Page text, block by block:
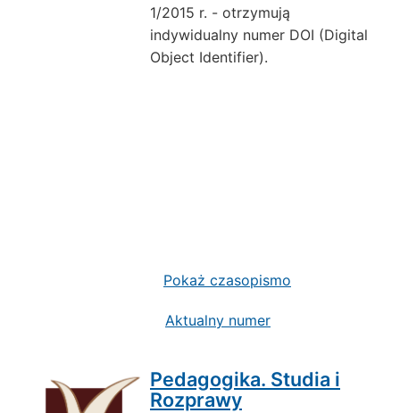
1/2015 r. - otrzymują
indywidualny numer DOI (Digital
Object Identifier).
Pokaż czasopismo
Aktualny numer
Pedagogika. Studia i
Rozprawy